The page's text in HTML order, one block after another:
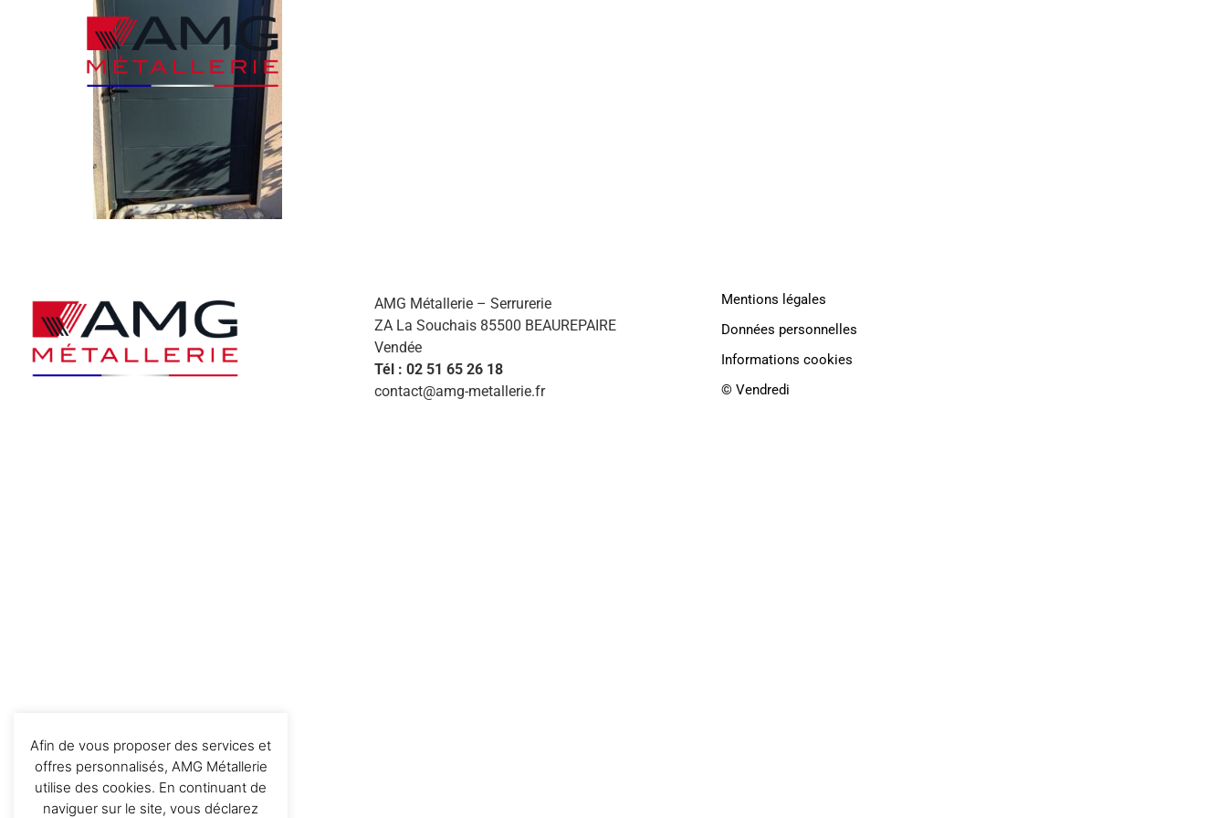
AMG Métallerie – Serrurerie
ZA La Souchais 85500 BEAUREPAIRE
Vendée
Tél : 02 51 65 26 18
contact@amg-metallerie.fr
Mentions légales
Données personnelles
Informations cookies
©️ Vendredi
Afin de vous proposer des services et
offres personnalisés, AMG Métallerie
utilise des cookies. En continuant de
naviguer sur le site, vous déclarez